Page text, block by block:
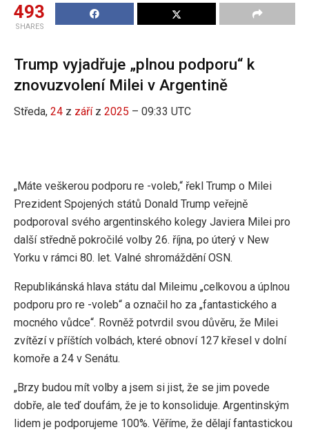
493
SHARES
Trump vyjadřuje „plnou podporu“ k
znovuzvolení Milei v Argentině
Středa, 24 z záříz 2025 – 09:33 UTC
„Máte veškerou podporu re -voleb,“ řekl Trump o Milei
Prezident Spojených států Donald Trump veřejně
podporoval svého argentinského kolegy Javiera Milei pro
další středně pokročilé volby 26. října, po úterý v New
Yorku v rámci 80. let. Valné shromáždění OSN.
Republikánská hlava státu dal Mileimu „celkovou a úplnou
podporu pro re -voleb“ a označil ho za „fantastického a
mocného vůdce“. Rovněž potvrdil svou důvěru, že Milei
zvítězí v příštích volbách, které obnoví 127 křesel v dolní
komoře a 24 v Senátu.
„Brzy budou mít volby a jsem si jist, že se jim povede
dobře, ale teď doufám, že je to konsoliduje. Argentinským
lidem je podporujeme 100%. Věříme, že dělají fantastickou